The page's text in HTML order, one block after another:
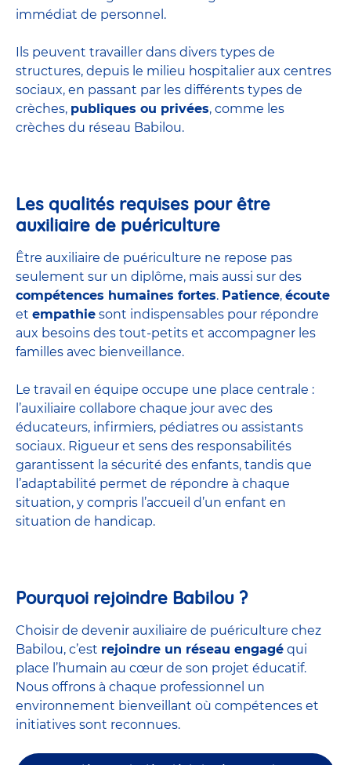
immédiat de personnel.
Ils peuvent travailler dans divers types de
structures, depuis le milieu hospitalier aux centres
sociaux, en passant par les différents types de
crèches, publiques ou privées, comme les
crèches du réseau Babilou.
Les qualités requises pour être
auxiliaire de puériculture
Être auxiliaire de puériculture ne repose pas
seulement sur un diplôme, mais aussi sur des
compétences humaines fortes. Patience, écoute
et empathie sont indispensables pour répondre
aux besoins des tout-petits et accompagner les
familles avec bienveillance.
Le travail en équipe occupe une place centrale :
l’auxiliaire collabore chaque jour avec des
éducateurs, infirmiers, pédiatres ou assistants
sociaux. Rigueur et sens des responsabilités
garantissent la sécurité des enfants, tandis que
l’adaptabilité permet de répondre à chaque
situation, y compris l’accueil d’un enfant en
situation de handicap.
Pourquoi rejoindre Babilou ?
Choisir de devenir auxiliaire de puériculture chez
Babilou, c’est rejoindre un réseau engagé qui
place l’humain au cœur de son projet éducatif.
Nous offrons à chaque professionnel un
environnement bienveillant où compétences et
initiatives sont reconnues.